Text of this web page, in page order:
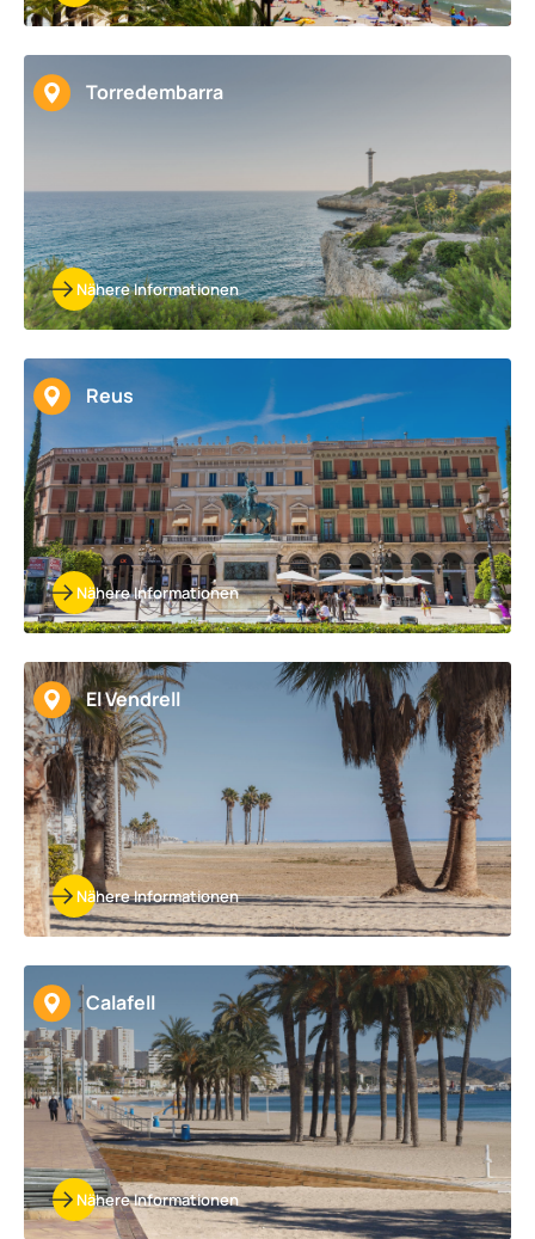
Torredembarra
Nähere Informationen
Reus
Nähere Informationen
El Vendrell
Nähere Informationen
Calafell
Nähere Informationen